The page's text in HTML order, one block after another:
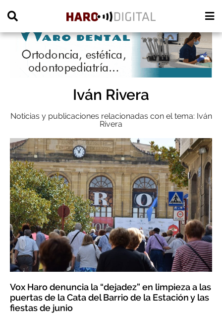
Iván Rivera
Noticias y publicaciones relacionadas con el tema: Iván
Rivera
Vox Haro denuncia la “dejadez” en limpieza a las
puertas de la Cata del Barrio de la Estación y las
fiestas de junio